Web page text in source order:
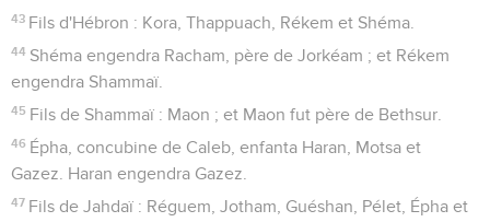
43 Fils d'Hébron : Kora, Thappuach, Rékem et Shéma.
44 Shéma engendra Racham, père de Jorkéam ; et Rékem
engendra Shammaï.
45 Fils de Shammaï : Maon ; et Maon fut père de Bethsur.
46 Épha, concubine de Caleb, enfanta Haran, Motsa et
Gazez. Haran engendra Gazez.
47 Fils de Jahdaï : Réguem, Jotham, Guéshan, Pélet, Épha et